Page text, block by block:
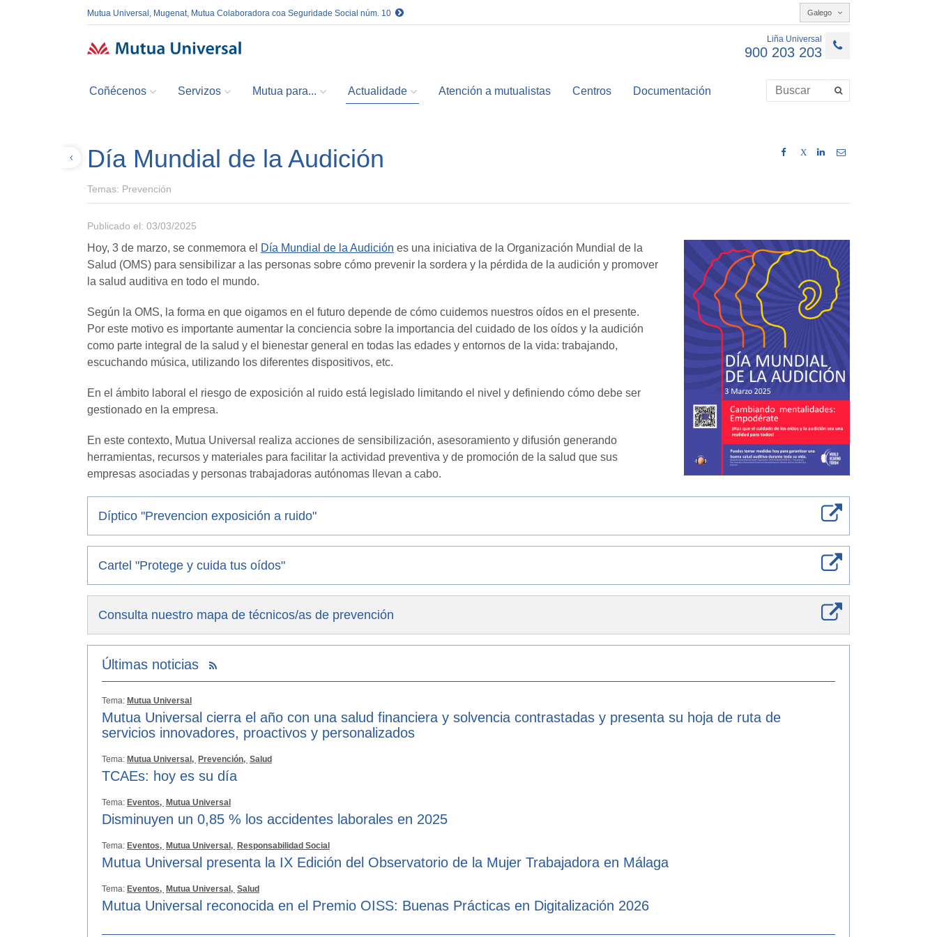
Mutua Universal, Mugenat, Mutua Colaboradora coa Seguridade Social núm. 10 Galego
Liña Universal
900 203 203
Coñécenos Servizos Mutua para... Actualidade Atención a mutualistas Centros Documentación
X
Día Mundial de la Audición
Temas: Prevención
Publicado el: 03/03/2025
Hoy, 3 de marzo, se conmemora el Día Mundial de la Audición es una iniciativa de la Organización Mundial de la
Salud (OMS) para sensibilizar a las personas sobre cómo prevenir la sordera y la pérdida de la audición y promover
la salud auditiva en todo el mundo.
Según la OMS, la forma en que oigamos en el futuro depende de cómo cuidemos nuestros oídos en el presente.
Por este motivo es importante aumentar la conciencia sobre la importancia del cuidado de los oídos y la audición
como parte integral de la salud y el bienestar general en todas las edades y entornos de la vida: trabajando,
escuchando música, utilizando los diferentes dispositivos, etc.
En el ámbito laboral el riesgo de exposición al ruido está legislado limitando el nivel y definiendo cómo debe ser
gestionado en la empresa.
En este contexto, Mutua Universal realiza acciones de sensibilización, asesoramiento y difusión generando
herramientas, recursos y materiales para facilitar la actividad preventiva y de promoción de la salud que sus
empresas asociadas y personas trabajadoras autónomas llevan a cabo.
Díptico "Prevencion exposición a ruido"
Cartel "Protege y cuida tus oídos"
Consulta nuestro mapa de técnicos/as de prevención
Últimas noticias
Tema: Mutua Universal
Mutua Universal cierra el año con una salud financiera y solvencia contrastadas y presenta su hoja de ruta de
servicios innovadores, proactivos y personalizados
Tema: Mutua Universal, Prevención, Salud
TCAEs: hoy es su día
Tema: Eventos, Mutua Universal
Disminuyen un 0,85 % los accidentes laborales en 2025
Tema: Eventos, Mutua Universal, Responsabilidad Social
Mutua Universal presenta la IX Edición del Observatorio de la Mujer Trabajadora en Málaga
Tema: Eventos, Mutua Universal, Salud
Mutua Universal reconocida en el Premio OISS: Buenas Prácticas en Digitalización 2026